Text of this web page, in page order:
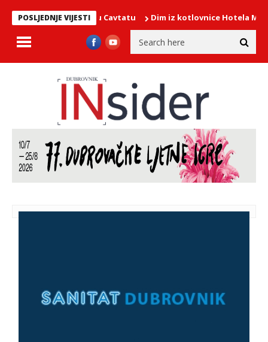
POSLJEDNJE VIJESTI
Gospe Snježne u Cavtatu Dim iz kotlovnice Hotela More,